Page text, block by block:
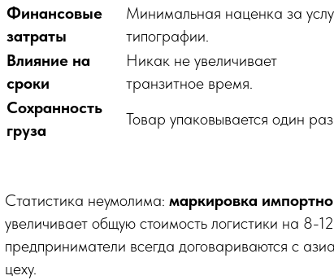
Финансовые
затраты
Минимальная наценка за
типографии.
Влияние на
сроки
Никак не увеличивает
транзитное время.
Сохранность
груза
Товар упаковывается один
Статистика неумолима: маркировка
увеличивает общую стоимость логистики на 8-
предприниматели всегда договариваются с
цеху.